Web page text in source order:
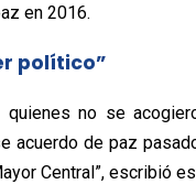
en 2016.
político”
quienes no se
acuerdo de paz
Central”, escribió